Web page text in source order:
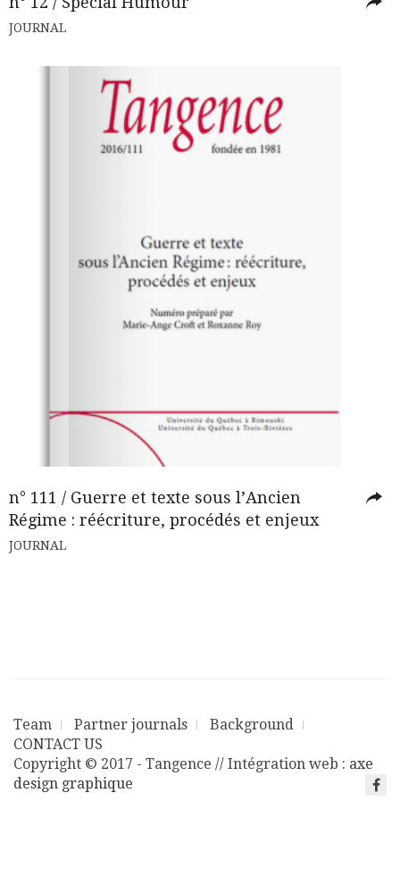
JOURNAL
n° 111 / Guerre et texte sous l’Ancien
Régime : réécriture, procédés et enjeux
JOURNAL
Team Partner journals
Background
CONTACT US
Copyright © 2017 - Tangence // Intégration web : axe
design graphique